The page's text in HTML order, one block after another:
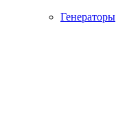
Генераторы